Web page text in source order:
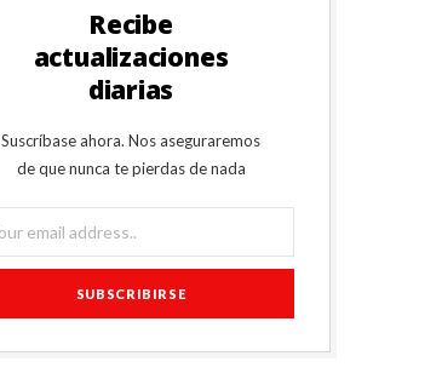
Recibe
actualizaciones
diarias
Suscríbase ahora. Nos aseguraremos
de que nunca te pierdas de nada